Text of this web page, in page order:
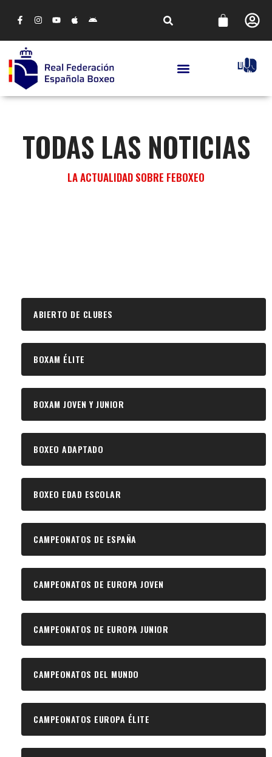
TODAS LAS NOTICIAS
LA ACTUALIDAD SOBRE FEBOXEO
ABIERTO DE CLUBES
BOXAM ÉLITE
BOXAM JOVEN Y JUNIOR
BOXEO ADAPTADO
BOXEO EDAD ESCOLAR
CAMPEONATOS DE ESPAÑA
CAMPEONATOS DE EUROPA JOVEN
CAMPEONATOS DE EUROPA JUNIOR
CAMPEONATOS DEL MUNDO
CAMPEONATOS EUROPA ÉLITE